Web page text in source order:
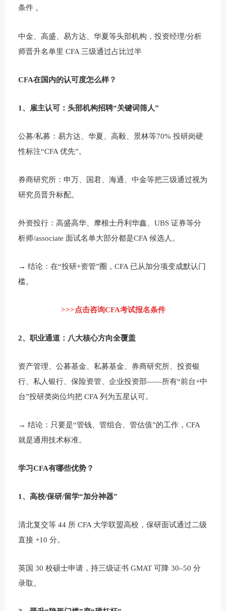
条件 。
中金、高盛、易方达、华夏等头部机构，投资经理/分析
师晋升名单里 CFA 三级通过占比过半
CFA在国内的认可度怎么样？
1、雇主认可：头部机构招聘“关键词筛人”
公募/私募：易方达、华夏、高毅、景林等70% 投研岗硬
性标注“CFA 优先”。
券商研究所：申万、国君、海通、中金等把三级通过视为
研究员晋升标配。
外资投行：高盛高华、摩根士丹利华鑫、UBS 证券等分
析师/associate 面试名单大部分都是CFA 候选人。
→ 结论：在“投研+资管”圈，CFA 已从加分项变成默认门
槛。
>>>点击咨询CFA考试报名条件
2、职业通道：八大核心方向全覆盖
资产管理、公募基金、私募基金、券商研究所、投资银
行、私人银行、保险资管、企业投资部——所有“前台+中
台”投研类岗位均把 CFA 列为五星认可。
→ 结论：只要是“管钱、管组合、管估值”的工作，CFA
就是通用技术标准。
学习CFA有哪些优势？
1、高校/保研/留学“加分神器”
清北复交等 44 所 CFA 大学联盟高校，保研面试通过二级
直接 +10 分。
英国 30 校硕士申请，持三级证书 GMAT 可降 30–50 分
录取。